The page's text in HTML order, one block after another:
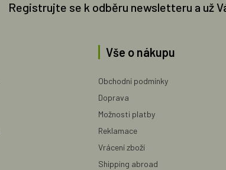
Registrujte se k odběru newsletteru a už
Vše o nákupu
Obchodní podmínky
Doprava
Možnosti platby
Reklamace
Vrácení zboží
Shipping abroad